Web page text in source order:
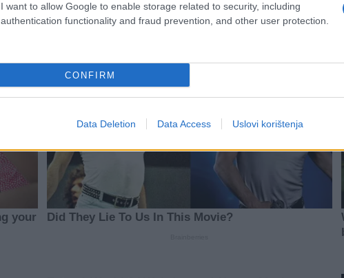
I want to allow Google to enable storage related to security, including
authentication functionality and fraud prevention, and other user protection.
CONFIRM
Data Deletion Data Access Uslovi korištenja